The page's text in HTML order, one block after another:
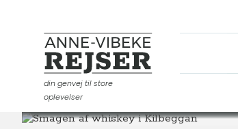
Anne-Vibeke Rejser
din genvej til store
oplevelser
Destinationer